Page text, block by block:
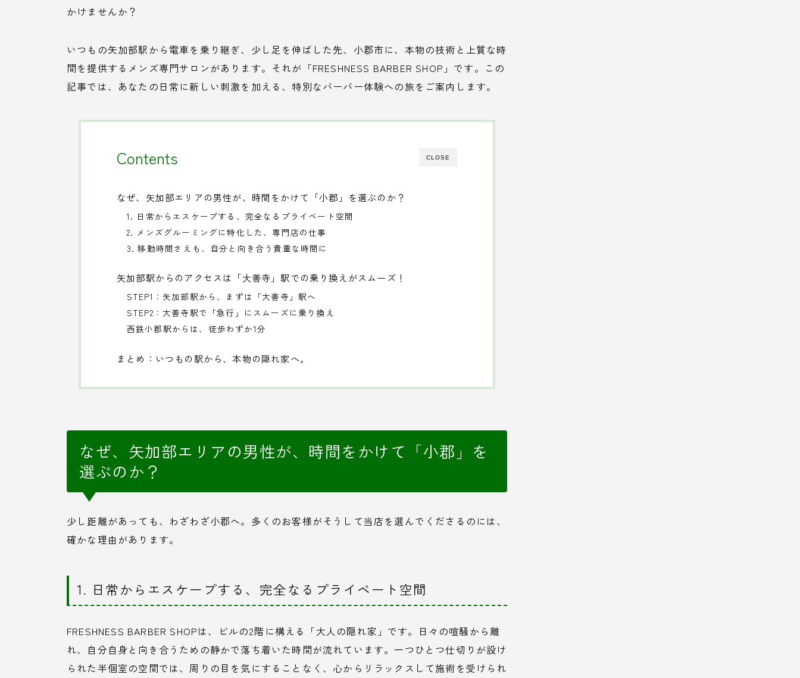
かけませんか？
いつもの矢加部駅から電車を乗り継ぎ、少し足を伸ばした先、小郡市に、本物の技術と上質な時
間を提供するメンズ専門サロンがあります。それが「FRESHNESS BARBER SHOP」です。この
記事では、あなたの日常に新しい刺激を加える、特別なバーバー体験への旅をご案内します。
CLOSE
Contents
なぜ、矢加部エリアの男性が、時間をかけて「小郡」を選ぶのか？
1. 日常からエスケープする、完全なるプライベート空間
2. メンズグルーミングに特化した、専門店の仕事
3. 移動時間さえも、自分と向き合う貴重な時間に
矢加部駅からのアクセスは「大善寺」駅での乗り換えがスムーズ！
STEP1：矢加部駅から、まずは「大善寺」駅へ
STEP2：大善寺駅で「急行」にスムーズに乗り換え
西鉄小郡駅からは、徒歩わずか1分
まとめ：いつもの駅から、本物の隠れ家へ。
なぜ、矢加部エリアの男性が、時間をかけて「小郡」を
選ぶのか？
少し距離があっても、わざわざ小郡へ。多くのお客様がそうして当店を選んでくださるのには、
確かな理由があります。
1. 日常からエスケープする、完全なるプライベート空間
FRESHNESS BARBER SHOPは、ビルの2階に構える「大人の隠れ家」です。日々の喧騒から離
れ、自分自身と向き合うための静かで落ち着いた時間が流れています。一つひとつ仕切りが設け
られた半個室の空間では、周りの目を気にすることなく、心からリラックスして施術を受けられ